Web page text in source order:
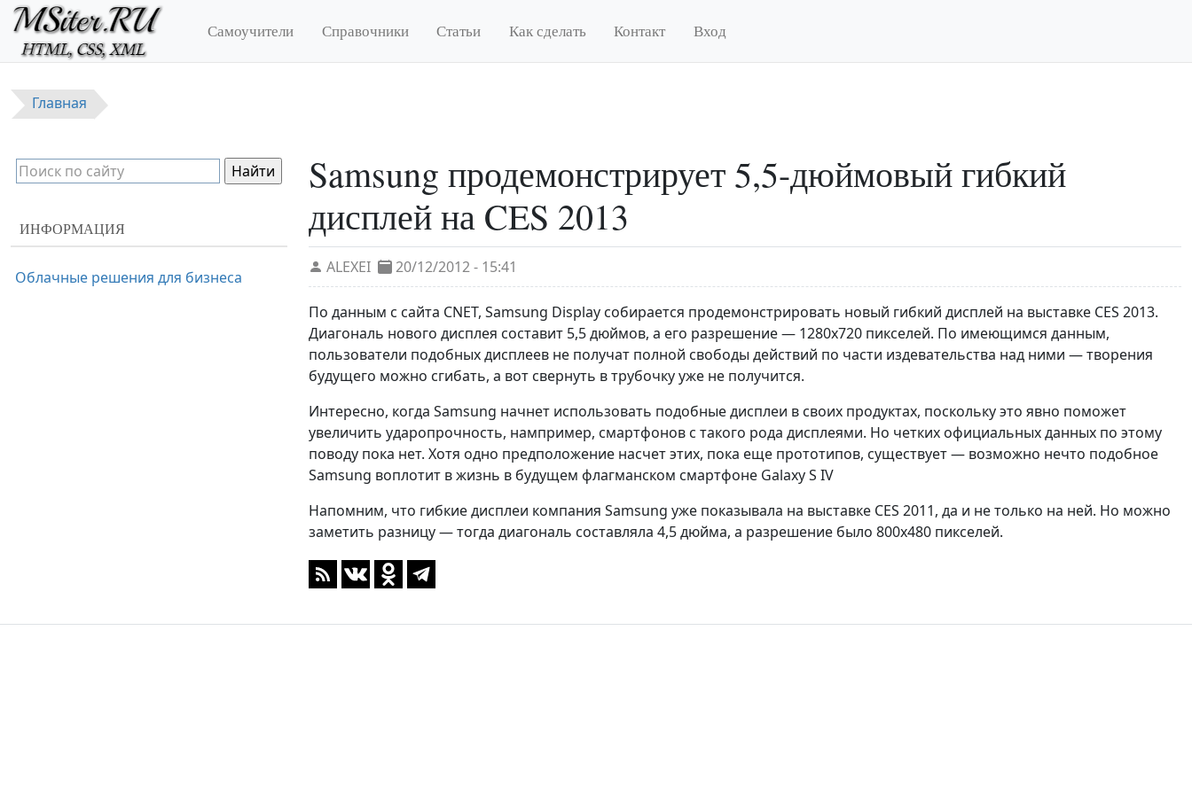
Перейти к основному содержанию
Самоучители Справочники Статьи Как сделать Контакт Вход
Главная
Samsung продемонстрирует 5,5-дюймовый гибкий
дисплей на CES 2013
ALEXEI 20/12/2012 - 15:41
По данным с сайта CNET, Samsung Display собирается продемонстрировать новый гибкий дисплей на выставке CES 2013.
Диагональ нового дисплея составит 5,5 дюймов, а его разрешение — 1280х720 пикселей. По имеющимся данным,
пользователи подобных дисплеев не получат полной свободы действий по части издевательства над ними — творения
будущего можно сгибать, а вот свернуть в трубочку уже не получится.
Интересно, когда Samsung начнет использовать подобные дисплеи в своих продуктах, поскольку это явно поможет
увеличить ударопрочность, нампример, смартфонов с такого рода дисплеями. Но четких официальных данных по этому
поводу пока нет. Хотя одно предположение насчет этих, пока еще прототипов, существует — возможно нечто подобное
Samsung воплотит в жизнь в будущем флагманском смартфоне Galaxy S IV
Напомним, что гибкие дисплеи компания Samsung уже показывала на выставке CES 2011, да и не только на ней. Но можно
заметить разницу — тогда диагональ составляла 4,5 дюйма, а разрешение было 800x480 пикселей.
ИНФОРМАЦИЯ
Облачные решения для бизнеса